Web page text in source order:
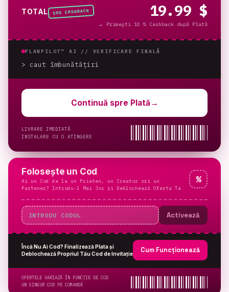
TOTAL 10% CASHBACK 19.99 $
→ Primești 10 % Cashback după Plată
PLANPILOT™ AI // VERIFICARE FINALĂ
> caut îmbunătățiri
Continuă spre Plată →
LIVRARE IMEDIATĂ
INSTALARE CU O ATINGERE
Folosește un Cod
Ai un Cod de la un Prieten, un Creator ori un
Partener? Introdu-l Mai Jos și Deblochează Oferta Ta
%
Activează
Încă Nu Ai Cod? Finalizează Plata și
Deblochează Propriul Tău Cod de Invitație
Cum Funcționează
OFERTELE VARIAZĂ ÎN FUNCȚIE DE COD
UN SINGUR COD PE COMANDĂ